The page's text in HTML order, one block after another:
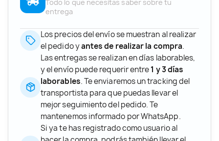
Todo lo que necesitas saber sobre tu
entrega
Los precios del envío se muestran al realizar
el pedido yantes de realizar la compra.
Las entregas se realizan en días laborables,
y el envío puede requerir entre1 y 3 días
laborables. Te enviaremos un tracking del
transportista para que puedas llevar el
mejor seguimiento del pedido. Te
mantenemos informado por WhatsApp.
Si ya te has registrado como usuario al